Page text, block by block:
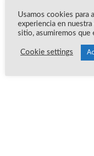
Usamos cookies para
experiencia en
sitio, asumiremos que
Cookie settings